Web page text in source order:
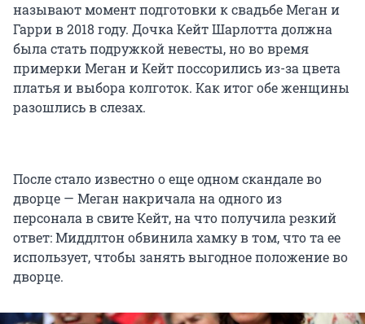
называют момент подготовки к свадьбе Меган и
Гарри в 2018 году. Дочка Кейт Шарлотта должна
была стать подружкой невесты, но во время
примерки Меган и Кейт поссорились из-за цвета
платья и выбора колготок. Как итог обе женщины
разошлись в слезах.
После стало известно о еще одном скандале во
дворце — Меган накричала на одного из
персонала в свите Кейт, на что получила резкий
ответ: Миддлтон обвинила хамку в том, что та ее
использует, чтобы занять выгодное положение во
дворце.